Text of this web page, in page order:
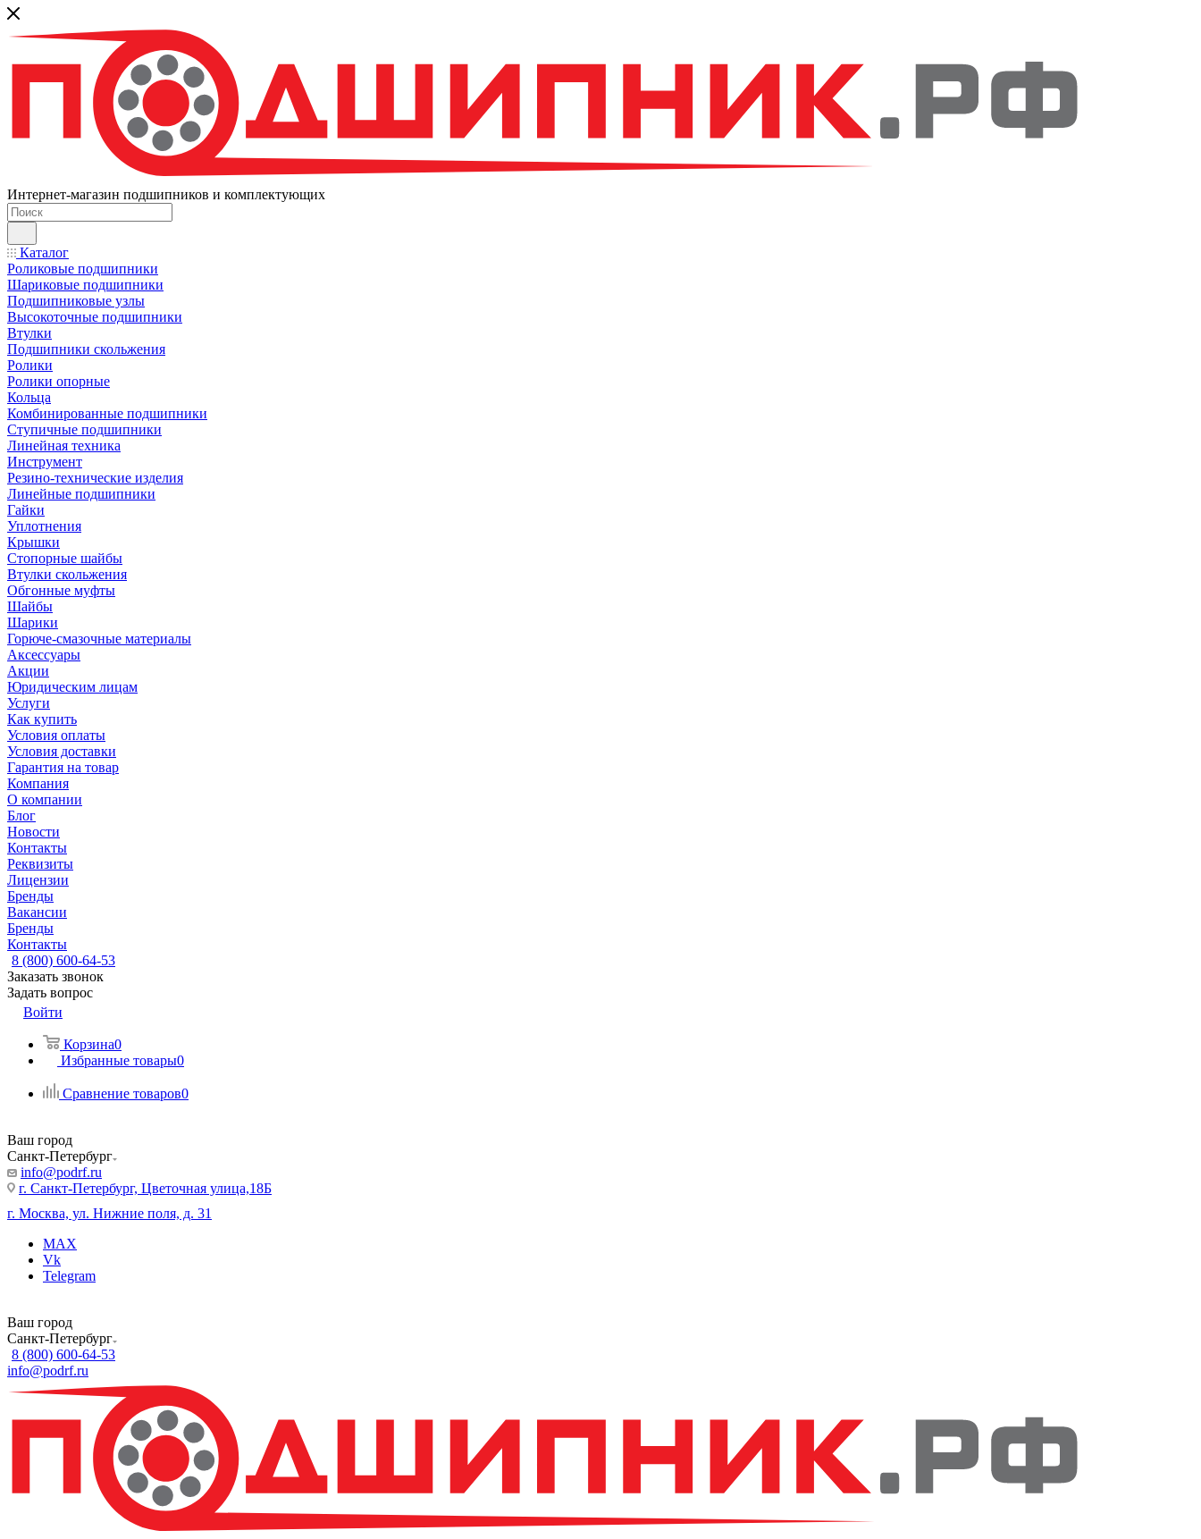
Интернет-магазин подшипников и комплектующих
Каталог
Роликовые подшипники
Шариковые подшипники
Подшипниковые узлы
Высокоточные подшипники
Втулки
Подшипники скольжения
Ролики
Ролики опорные
Кольца
Комбинированные подшипники
Ступичные подшипники
Линейная техника
Инструмент
Резино-технические изделия
Линейные подшипники
Гайки
Уплотнения
Крышки
Стопорные шайбы
Втулки скольжения
Обгонные муфты
Шайбы
Шарики
Горюче-смазочные материалы
Аксессуары
Акции
Юридическим лицам
Услуги
Как купить
Условия оплаты
Условия доставки
Гарантия на товар
Компания
О компании
Блог
Новости
Контакты
Реквизиты
Лицензии
Бренды
Вакансии
Бренды
Контакты
8 (800) 600-64-53
Заказать звонок
Задать вопрос
Войти
Корзина0
Избранные товары0
Сравнение товаров0
Ваш город
Санкт-Петербург
info@podrf.ru
г. Санкт-Петербург, Цветочная улица,18Б
г. Москва, ул. Нижние поля, д. 31
MAX
Vk
Telegram
Ваш город
Санкт-Петербург
8 (800) 600-64-53
info@podrf.ru